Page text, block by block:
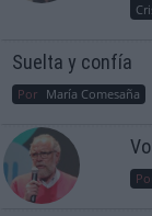
Suelta y confía
Por María Comesaña